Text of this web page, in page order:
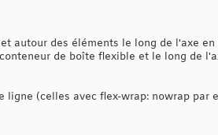
autour des éléments le long de l'axe en
de boîte flexible et le long de
(celles avec flex-wrap: nowrap par